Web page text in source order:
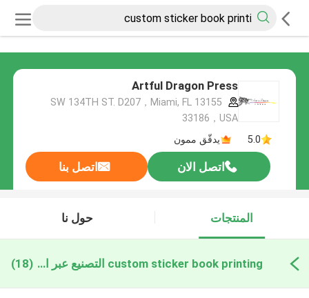
Artful Dragon Press
13155 SW 134TH ST. D207，Miami, FL
33186，USA
5.0
يدقّق ممون
اتصل الان اتصل بنا
المنتجات حول نا
custom sticker book printing التصنيع عبر الإنترنت (18)